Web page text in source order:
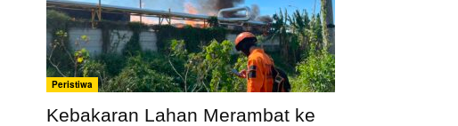
Peristiwa
Kebakaran Lahan Merambat ke